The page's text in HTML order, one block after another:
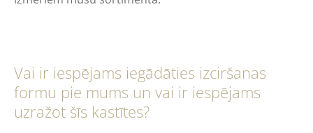
Vai ir iespējams iegādāties izciršanas
formu pie mums un vai ir iespējams
uzražot šīs kastītes?